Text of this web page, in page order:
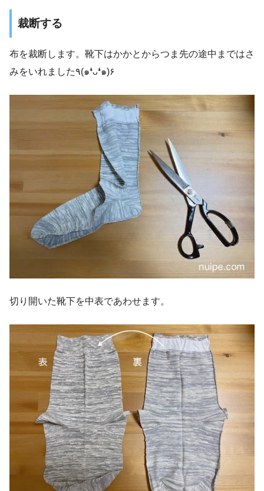
裁断する
布を裁断します。靴下はかかとからつま先の途中まではさ
みをいれました٩(๑❛ᴗ❛๑)۶
切り開いた靴下を中表であわせます。